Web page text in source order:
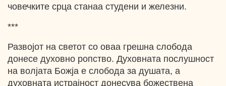
човечките срца станаа студени и железни.
***
Развојот на светот со оваа грешна слобода
донесе духовно ропство. Духовната послушност
на волјата Божја е слобода за душата, а
духовната истрајност донесува божествена